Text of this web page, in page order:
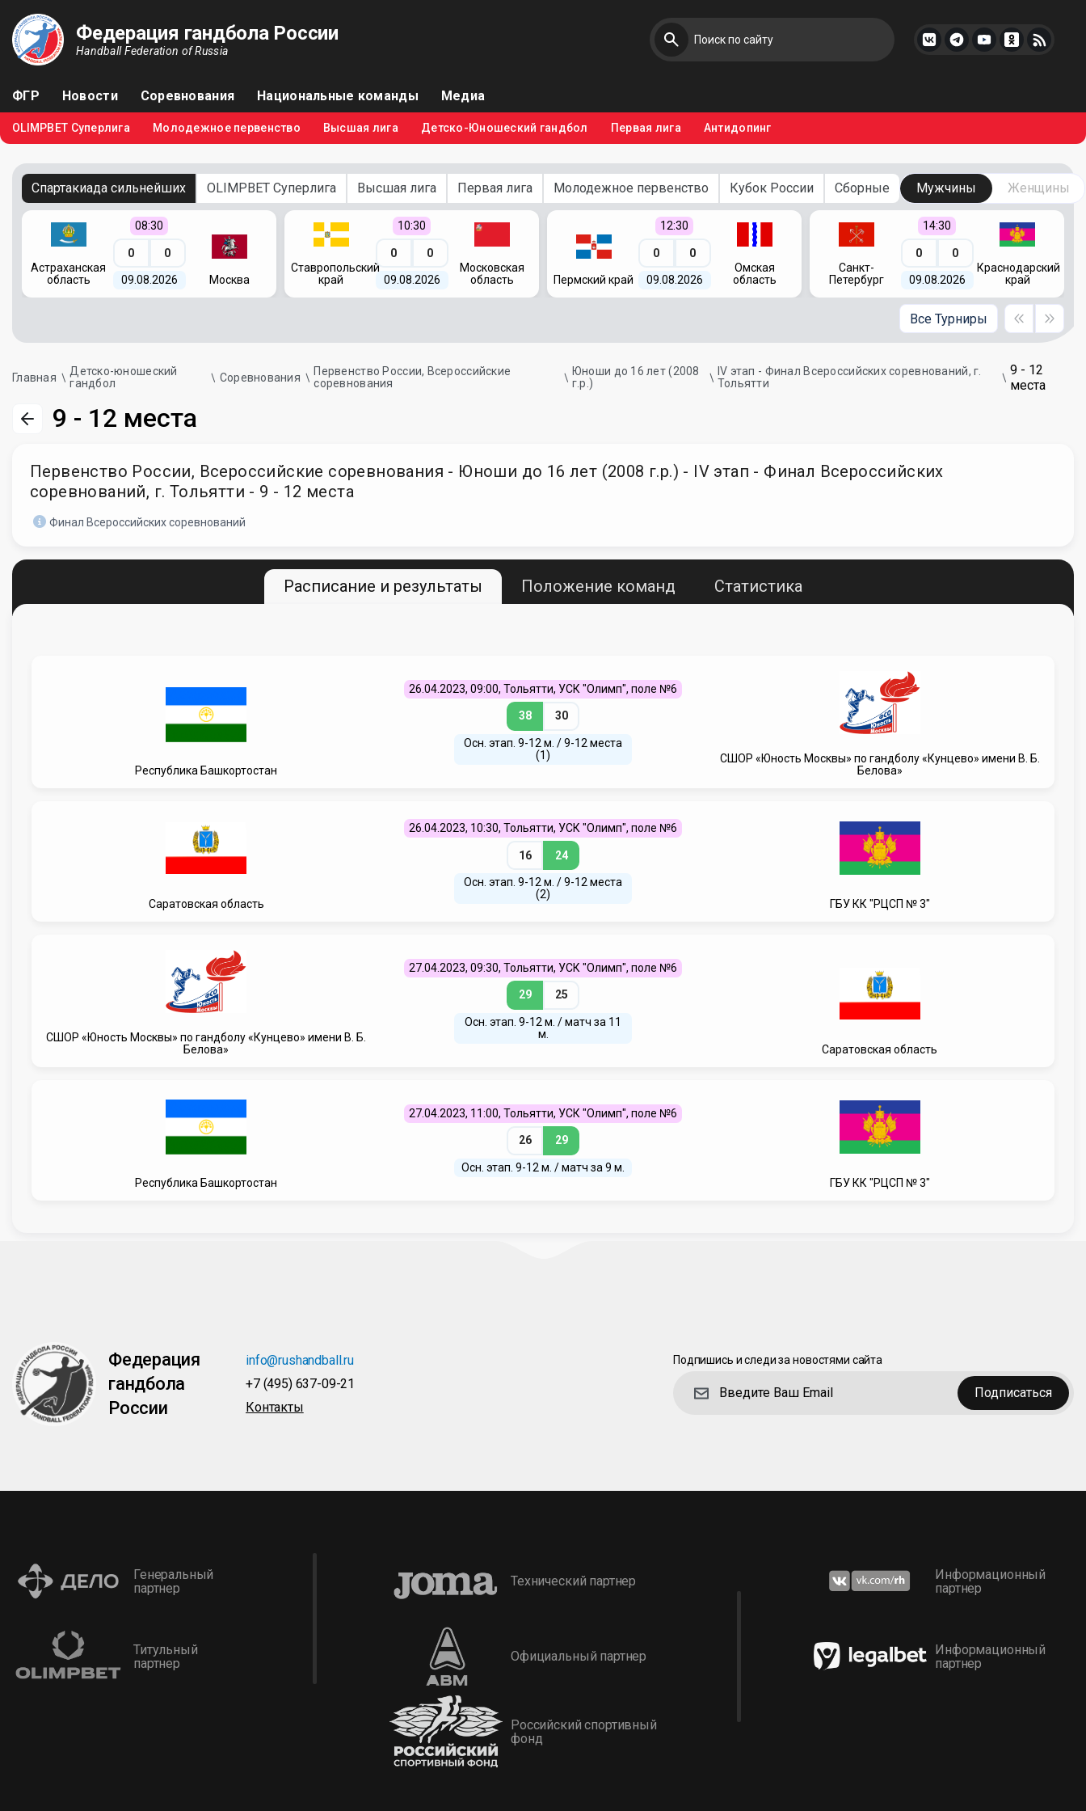
Федерация гандбола России
Handball Federation of Russia
ФГР Новости Соревнования Национальные команды Медиа
OLIMPBET Суперлига Молодежное первенство Высшая лига Детско-Юношеский гандбол Первая лига Антидопинг
Спартакиада сильнейших OLIMPBET Суперлига Высшая лига Первая лига Молодежное первенство Кубок России Сборные Мужчины Женщины
Астраханская
область
08:30
0 0
09.08.2026 Москва
Ставропольский
край
10:30
0 0
09.08.2026
Московская
область
Пермский край
12:30
0 0
09.08.2026
Омская
область
Санкт-
Петербург
14:30
0 0
09.08.2026
Краснодарский
край
Все Турниры
Главная
Детско-юношеский
гандбол
Соревнования
Первенство России, Всероссийские
соревнования
Юноши до 16 лет (2008
г.р.)
IV этап - Финал Всероссийских соревнований, г.
Тольятти
9 - 12
места
9 - 12 места
Первенство России, Всероссийские соревнования - Юноши до 16 лет (2008 г.р.) - IV этап - Финал Всероссийских
соревнований, г. Тольятти - 9 - 12 места
Финал Всероссийских соревнований
Расписание и результаты Положение команд Статистика
Республика Башкортостан
26.04.2023, 09:00, Тольятти, УСК "Олимп", поле №6
38 30
Осн. этап. 9-12 м. / 9-12 места
(1)
CШОР «Юность Москвы» по гандболу «Кунцево» имени В. Б.
Белова»
Саратовская область
26.04.2023, 10:30, Тольятти, УСК "Олимп", поле №6
16 24
Осн. этап. 9-12 м. / 9-12 места
(2)
ГБУ КК "РЦСП № 3"
CШОР «Юность Москвы» по гандболу «Кунцево» имени В. Б.
Белова»
27.04.2023, 09:30, Тольятти, УСК "Олимп", поле №6
29 25
Осн. этап. 9-12 м. / матч за 11
м.
Саратовская область
Республика Башкортостан
27.04.2023, 11:00, Тольятти, УСК "Олимп", поле №6
26 29
Осн. этап. 9-12 м. / матч за 9 м.
ГБУ КК "РЦСП № 3"
Федерация
гандбола
России
info@rushandball.ru
+7 (495) 637-09-21
Контакты
Подпишись и следи за новостями сайта
Подписаться
Генеральный
партнер
Титульный
партнер
Технический партнер
Официальный партнер
Российский спортивный
фонд
Информационный
партнер
Информационный
партнер